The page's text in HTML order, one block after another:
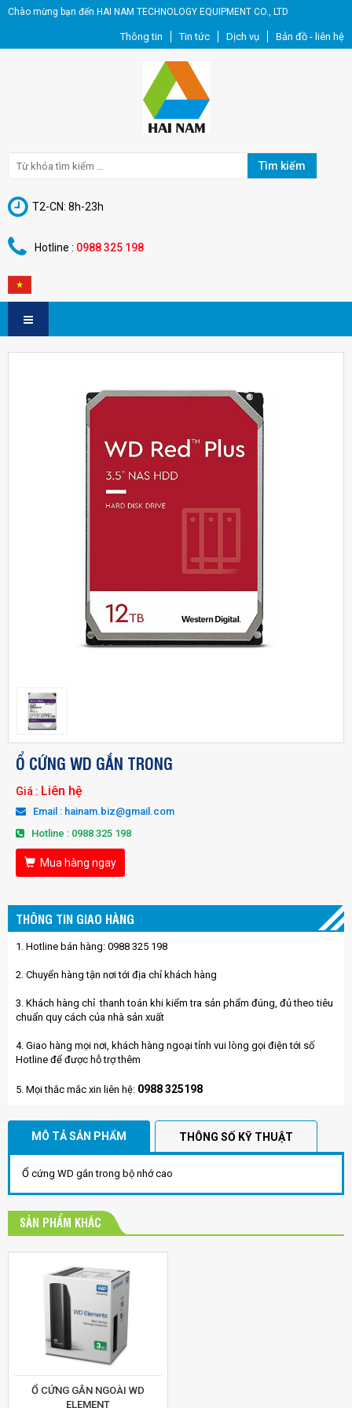
Chào mừng bạn đến HAI NAM TECHNOLOGY EQUIPMENT CO., LTD
Thông tin Tin tức Dịch vụ Bản đồ - liên hệ
Tìm kiếm
T2-CN: 8h-23h
Hotline : 0988 325 198
Ổ CỨNG WD GẮN TRONG
Giá : Liên hệ
Email : hainam.biz@gmail.com
Hotline : 0988 325 198
Mua hàng ngay
THÔNG TIN GIAO HÀNG
1. Hotline bán hàng: 0988 325 198
2. Chuyển hàng tận nơi tới địa chỉ khách hàng
3. Khách hàng chỉ thanh toán khi kiểm tra sản phẩm đúng, đủ theo tiêu
chuẩn quy cách của nhà sản xuất
4. Giao hàng mọi nơi, khách hàng ngoại tỉnh vui lòng gọi điện tới số
Hotline để được hỗ trợ thêm
5. Mọi thắc mắc xin liên hệ: 0988 325198
MÔ TẢ SẢN PHẨM THÔNG SỐ KỸ THUẬT
Ổ cứng WD gắn trong bộ nhớ cao
SẢN PHẨM KHÁC
Ổ CỨNG GẮN NGOÀI WD
ELEMENT